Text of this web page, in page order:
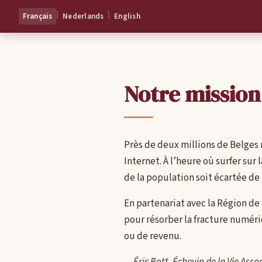
Français Nederlands English
Notre mission
Près de deux millions de
Internet. À l’heure où surfer
de la population soit écartée de
En partenariat avec la Région
pour résorber la fracture
ou de revenu.